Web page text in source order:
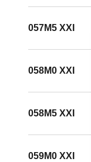
057M5 XXI
058M0 XXI
058M5 XXI
059M0 XXI